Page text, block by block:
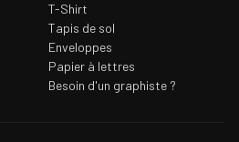
T-Shirt
Tapis de sol
Enveloppes
Papier à lettres
Besoin d'un graphiste ?